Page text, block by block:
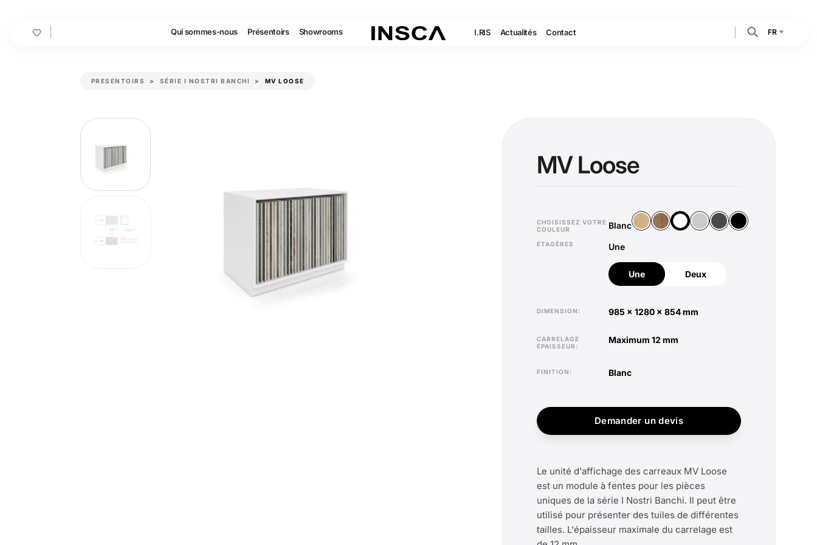
Cart Qui sommes-nous Présentoirs Showrooms I.RIS Actualités Contact FR
PRESENTOIRS SÉRIE I NOSTRI BANCHI MV LOOSE
MV Loose
CHOISISSEZ VOTRE
COULEUR
Blanc
Bois Vicenza
Bois Old Oak
BlancArgentAnthracite
Noir
ÉTAGÈRES Une
Une
Une
Deux
Deux
DIMENSION 985 x 1280 x 854 mm
CARRELAGE
ÉPAISSEUR
maximum 12 mm
FINITION blanc
Demander un devis
Le unité d'affichage des carreaux MV Loose
est un module à fentes pour les pièces
uniques de la série I Nostri Banchi. Il peut être
utilisé pour présenter des tuiles de différentes
tailles. L'épaisseur maximale du carrelage est